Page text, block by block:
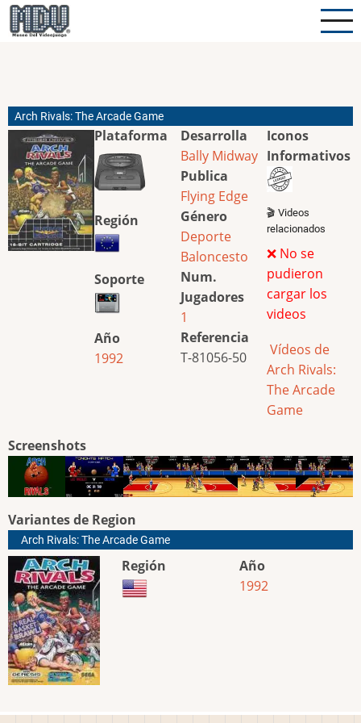
Pasar
al
Arch Rivals: The Arcade Game
Plataforma
Región
Soporte
Año
1992
Desarrolla
Bally Midway
Publica
Flying Edge
Género
Deporte
Baloncesto
Num.
Jugadores
1
Referencia
T-81056-50
Iconos
Informativos
🎬 Videos
relacionados
❌ No se
pudieron
cargar los
videos
Vídeos de
Arch Rivals:
The Arcade
Game
Screenshots
Variantes de Region
Arch Rivals: The Arcade Game
Región
Año
1992